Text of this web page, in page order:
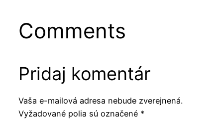
Comments
Pridaj komentár
Vaša e-mailová adresa nebude zverejnená.
Vyžadované polia sú označené *